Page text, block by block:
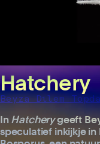
Hatchery
Beyza Dilem
InHatcherygeeft
speculatief inkijkje